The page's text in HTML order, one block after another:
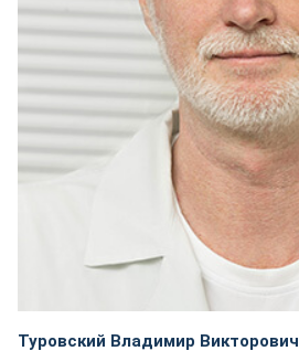
Туровский Владимир Викторович